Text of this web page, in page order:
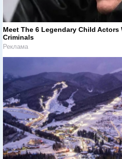
Meet The 6 Legendary Child Actors
Criminals
Реклама